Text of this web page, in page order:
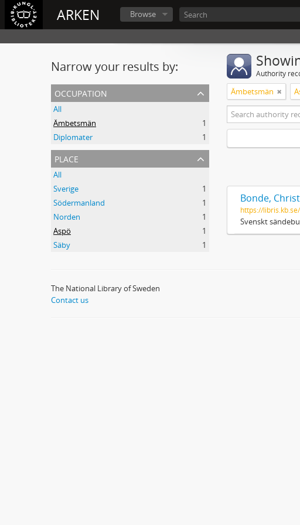
ARKEN Browse
Narrow your results by:
occupation
All
Ämbetsmän
1
Diplomater
1
place
All
Sverige
1
Södermanland
1
Norden
1
Aspö
1
Säby
1
Authority
Ämbetsmän
Bonde,
https://
Svenskt
The National Library of Sweden
Contact us